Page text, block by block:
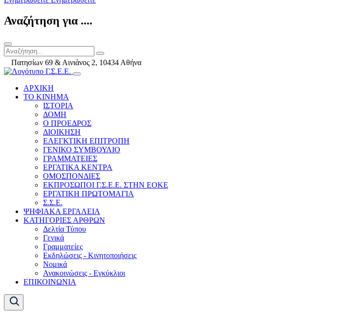
Αναζήτηση για ....
Πατησίων 69 & Αινιάνος 2, 10434 Αθήνα
ΑΡΧΙΚΗ
ΤΟ ΚΙΝΗΜΑ
ΙΣΤΟΡΙΑ
ΔΟΜΗ
Ο ΠΡΟΕΔΡΟΣ
ΔΙΟΙΚΗΣΗ
ΕΛΕΓΚΤΙΚΗ ΕΠΙΤΡΟΠΗ
ΓΕΝΙΚΟ ΣΥΜΒΟΥΛΙΟ
ΓΡΑΜΜΑΤΕΙΕΣ
ΕΡΓΑΤΙΚΑ ΚΕΝΤΡΑ
ΟΜΟΣΠΟΝΔΙΕΣ
ΕΚΠΡΟΣΩΠΟΙ Γ.Σ.Ε.Ε. ΣΤΗΝ ΕΟΚΕ
ΕΡΓΑΤΙΚΗ ΠΡΩΤΟΜΑΓΙΑ
Σ.Σ.Ε.
ΨΗΦΙΑΚΑ ΕΡΓΑΛΕΙΑ
ΚΑΤΗΓΟΡΙΕΣ ΑΡΘΡΩΝ
Δελτία Τύπου
Γενικά
Γραμματείες
Εκδηλώσεις - Κινητοποιήσεις
Νομικά
Ανακοινώσεις - Εγκύκλιοι
ΕΠΙΚΟΙΝΩΝΙΑ